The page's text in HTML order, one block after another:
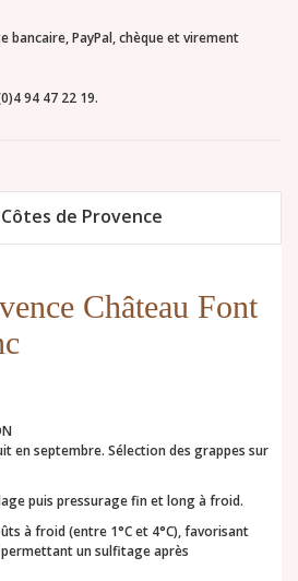
bancaire, PayPal, chèque et virement
94 47 22 19.
de Provence
Château Font
en septembre. Sélection des grappes sur
puis pressurage fin et long à froid.
à froid (entre 1°C et 4°C), favorisant
un sulfitage après